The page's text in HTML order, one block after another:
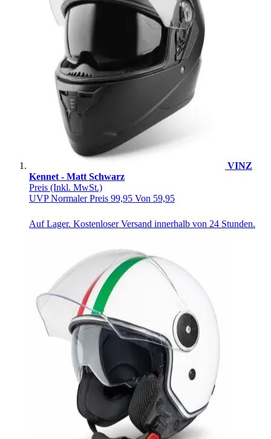
VINZ
Kennet - Matt Schwarz
Preis (Inkl. MwSt.)
UVPNormaler Preis 99,95 Von 59,95
Auf Lager. Kostenloser Versand innerhalb von 24 Stunden.